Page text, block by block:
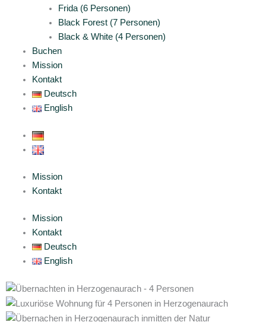
Frida (6 Personen)
Black Forest (7 Personen)
Black & White (4 Personen)
Buchen
Mission
Kontakt
Deutsch
English
Mission
Kontakt
Mission
Kontakt
Deutsch
English